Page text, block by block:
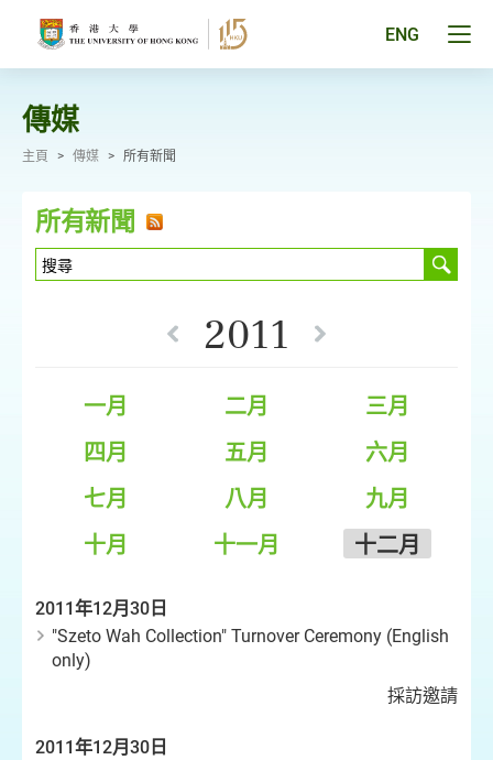
ENG
傳媒
主頁 > 傳媒 > 所有新聞
所有新聞
2011
一月 二月
三月
四月
五月
六月
七月
八月
九月
十月
十一月 十二月
2011年12月30日
"Szeto Wah Collection" Turnover Ceremony (English
only)
採訪邀請
2011年12月30日